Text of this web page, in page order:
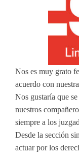
Nos es muy grato
acuerdo con
Nos gustaría que
nuestros
siempre a los
Desde la sección
actuar por los